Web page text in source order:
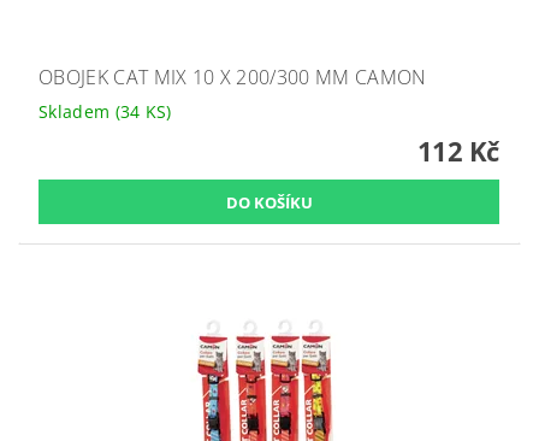
OBOJEK CAT MIX 10 X 200/300 MM CAMON
Skladem (34 KS)
112 Kč